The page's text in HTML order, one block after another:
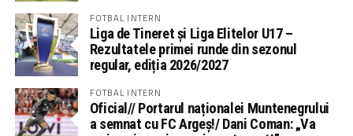
FOTBAL INTERN
Liga de Tineret și Liga Elitelor U17 –
Rezultatele primei runde din sezonul
regular, ediția 2026/2027
FOTBAL INTERN
Oficial// Portarul naționalei Muntenegrului
a semnat cu FC Argeș!/ Dani Coman: „Va